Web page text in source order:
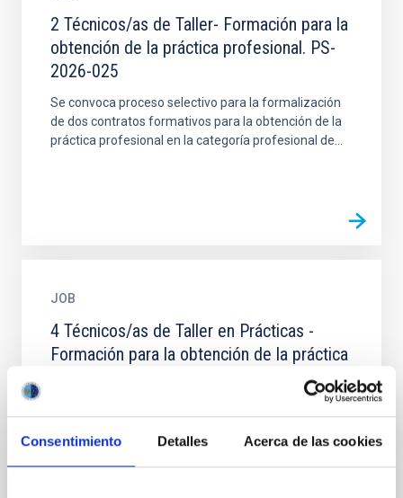
Consentimiento Detalles Acerca de las cookies
2 Técnicos/as de Taller- Formación para la
obtención de la práctica profesional. PS-
2026-025
Se convoca proceso selectivo para la formalización
de dos contratos formativos para la obtención de la
práctica profesional en la categoría profesional de...
JOB
4 Técnicos/as de Taller en Prácticas -
Formación para la obtención de la práctica
práctica profesional en la categoría profesional de...